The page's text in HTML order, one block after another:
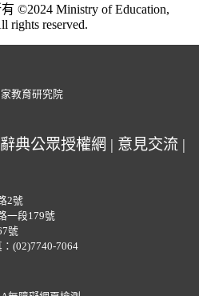
©2024 Ministry of Education,
rights reserved.
辭典公眾授權網 | 意見交流 |
2號
一段179號
號
(02)7740-7064